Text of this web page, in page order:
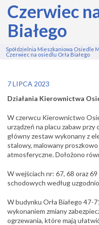
Czerwiec
Białego
Spółdzielnia Mieszkaniowa Osiedle
Czerwiec na osiedlu Orła Białego
7 LIPCA 2023
Działania Kierownictwa
W czerwcu Kierownictwo
urządzeń na placu zabaw przy
główny zestaw wykonany z
stalowy, malowany
atmosferyczne. Dołożono
W wejściach nr: 67, 68 oraz
schodowych według
W budynku Orła Białego 47-
wykonaniem zmiany
ogrzewania, które mają